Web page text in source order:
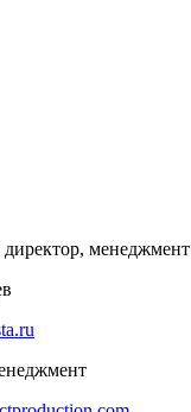
менеджмент